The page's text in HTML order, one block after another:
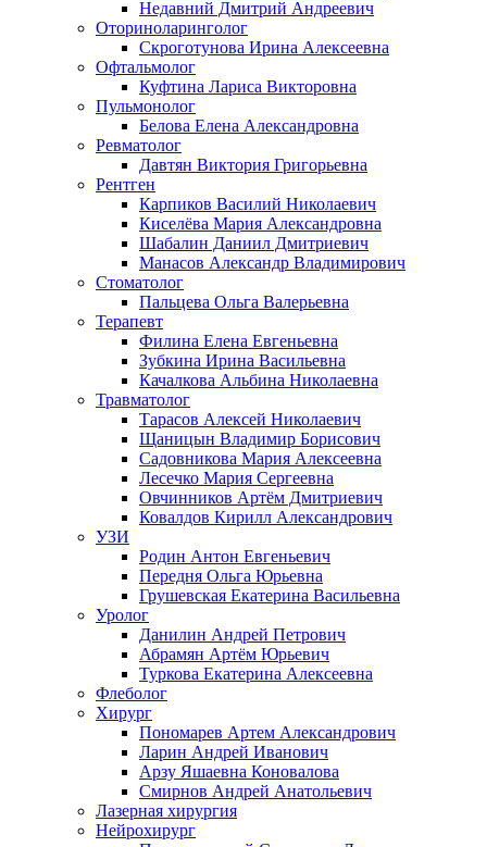
Недавний Дмитрий Андреевич
Оториноларинголог
Скроготунова Ирина Алексеевна
Офтальмолог
Куфтина Лариса Викторовна
Пульмонолог
Белова Елена Александровна
Ревматолог
Давтян Виктория Григорьевна
Рентген
Карпиков Василий Николаевич
Киселёва Мария Александровна
Шабалин Даниил Дмитриевич
Манасов Александр Владимирович
Стоматолог
Пальцева Ольга Валерьевна
Терапевт
Филина Елена Евгеньевна
Зубкина Ирина Васильевна
Качалкова Альбина Николаевна
Травматолог
Тарасов Алексей Николаевич
Щаницын Владимир Борисович
Садовникова Мария Алексеевна
Лесечко Мария Сергеевна
Овчинников Артём Дмитриевич
Ковалдов Кирилл Александрович
УЗИ
Родин Антон Евгеньевич
Передня Ольга Юрьевна
Грушевская Екатерина Васильевна
Уролог
Данилин Андрей Петрович
Абрамян Артём Юрьевич
Туркова Екатерина Алексеевна
Флеболог
Хирург
Пономарев Артем Александрович
Ларин Андрей Иванович
Арзу Яшаевна Коновалова
Смирнов Андрей Анатольевич
Лазерная хирургия
Нейрохирург